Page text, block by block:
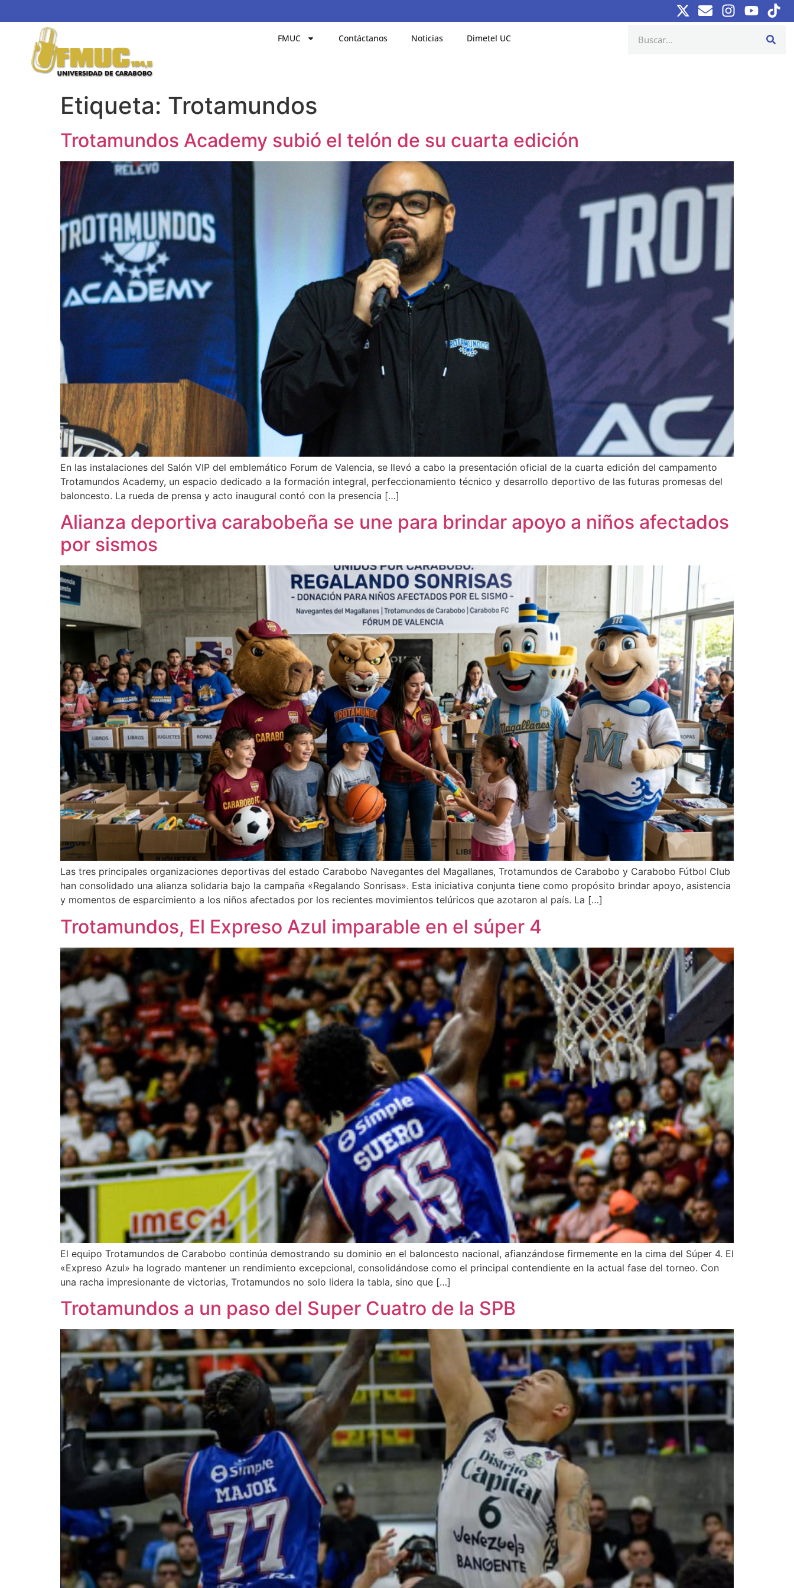
FMUC Contáctanos Noticias Dimetel UC
Etiqueta: Trotamundos
Trotamundos Academy subió el telón de su cuarta edición
En las instalaciones del Salón VIP del emblemático Forum de Valencia, se llevó a cabo la presentación oficial de la cuarta edición del campamento
Trotamundos Academy, un espacio dedicado a la formación integral, perfeccionamiento técnico y desarrollo deportivo de las futuras promesas del
baloncesto. La rueda de prensa y acto inaugural contó con la presencia […]
Alianza deportiva carabobeña se une para brindar apoyo a niños afectados
por sismos
Las tres principales organizaciones deportivas del estado Carabobo Navegantes del Magallanes, Trotamundos de Carabobo y Carabobo Fútbol Club
han consolidado una alianza solidaria bajo la campaña «Regalando Sonrisas». Esta iniciativa conjunta tiene como propósito brindar apoyo, asistencia
y momentos de esparcimiento a los niños afectados por los recientes movimientos telúricos que azotaron al país. La […]
Trotamundos, El Expreso Azul imparable en el súper 4
El equipo Trotamundos de Carabobo continúa demostrando su dominio en el baloncesto nacional, afianzándose firmemente en la cima del Súper 4. El
«Expreso Azul» ha logrado mantener un rendimiento excepcional, consolidándose como el principal contendiente en la actual fase del torneo. Con
una racha impresionante de victorias, Trotamundos no solo lidera la tabla, sino que […]
Trotamundos a un paso del Super Cuatro de la SPB